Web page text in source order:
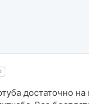
достаточно на